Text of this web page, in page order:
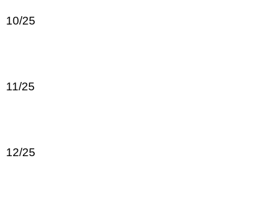
10/25
11/25
12/25